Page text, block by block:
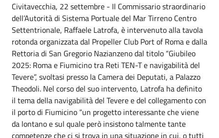
Civitavecchia, 22 settembre - Il Commissario straordinario
dell’Autorità di Sistema Portuale del Mar Tirreno Centro
Settentrionale, Raffaele Latrofa, è intervenuto alla tavola
rotonda organizzata dal Propeller Club Port of Roma e dalla
Rettoria di San Gregorio Nazianzeno dal titolo “Giubileo
2025: Roma e Fiumicino tra Reti TEN-T e navigabilità del
Tevere”, svoltasi presso la Camera dei Deputati, a Palazzo
Theodoli. Nel corso del suo intervento, Latrofa ha definito
il tema della navigabilità del Tevere e del collegamento con
il porto di Fiumicino “un progetto interessante che viene
da lontano e sul quale però insistono talmente tante
competenze che ci si trova in una situazione in cui, o tutti